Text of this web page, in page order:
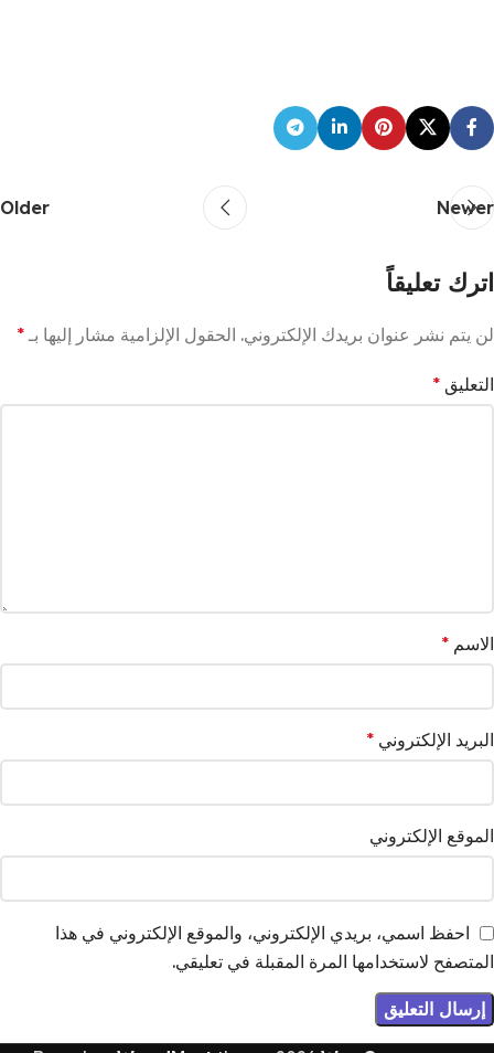
Newer
Older
اترك تعليقاً
لن يتم نشر عنوان بريدك الإلكتروني. الحقول الإلزامية مشار إليها بـ *
التعليق *
الاسم *
البريد الإلكتروني *
الموقع الإلكتروني
احفظ اسمي، بريدي الإلكتروني، والموقع الإلكتروني في هذا
المتصفح لاستخدامها المرة المقبلة في تعليقي.